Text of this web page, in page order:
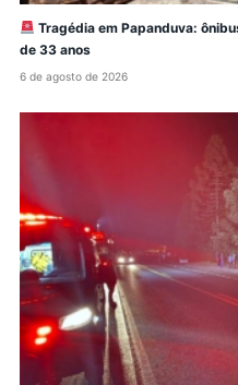
Tragédia em Papanduva:
de 33 anos
6 de agosto de 2026